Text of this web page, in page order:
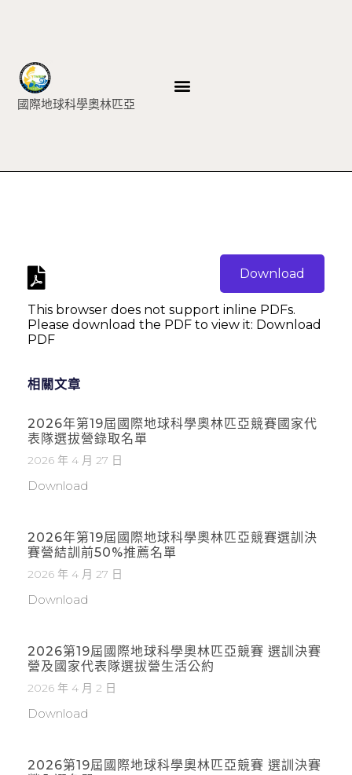
國際地球科學奧林匹亞
Download
This browser does not support inline PDFs.
Please download the PDF to view it: Download
PDF
相關文章
2026年第19屆國際地球科學奧林匹亞競賽國家代
表隊選拔營錄取名單
2026 年 4 月 27 日
Download
2026年第19屆國際地球科學奧林匹亞競賽選訓決
賽營結訓前50%推薦名單
2026 年 4 月 27 日
Download
2026第19屆國際地球科學奧林匹亞競賽 選訓決賽
營及國家代表隊選拔營生活公約
2026 年 4 月 2 日
Download
2026第19屆國際地球科學奧林匹亞競賽 選訓決賽